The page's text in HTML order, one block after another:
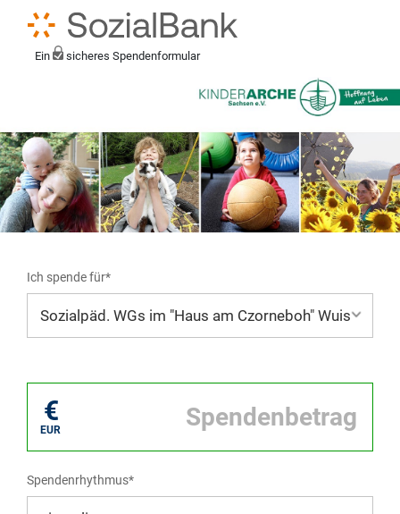
Ein sicheres Spendenformular
Ich spende für*
€
EUR
Spendenrhythmus*